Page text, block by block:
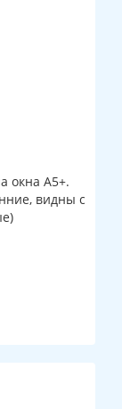
окна А5+.
видны с